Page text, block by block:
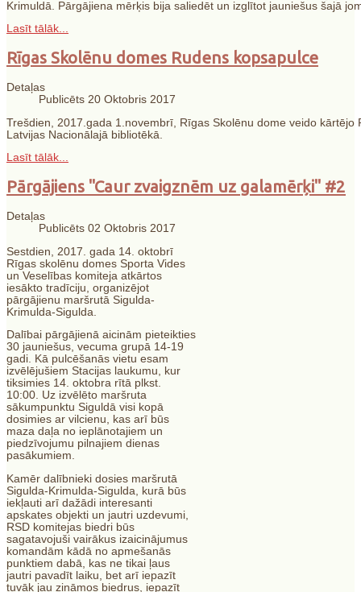
Krimuldā. Pārgājiena mērķis bija saliedēt un izglītot jauniešus šajā
Lasīt tālāk...
Rīgas Skolēnu domes Rudens kopsapulce
Detaļas
Publicēts 20 Oktobris 2017
Trešdien, 2017.gada 1.novembrī, Rīgas Skolēnu dome veido kārtējo
Latvijas Nacionālajā bibliotēkā.
Lasīt tālāk...
Pārgājiens "Caur zvaigznēm uz galamērķi" #2
Detaļas
Publicēts 02 Oktobris 2017
Sestdien, 2017. gada 14. oktobrī
Rīgas skolēnu domes Sporta Vides
un Veselības komiteja atkārtos
iesākto tradīciju, organizējot
pārgājienu maršrutā Sigulda-
Krimulda-Sigulda.
Dalībai pārgājienā aicinām pieteikties
30 jauniešus, vecuma grupā 14-19
gadi. Kā pulcēšanās vietu esam
izvēlējušiem Stacijas laukumu, kur
tiksimies 14. oktobra rītā plkst.
10:00. Uz izvēlēto maršruta
sākumpunktu Siguldā visi kopā
dosimies ar vilcienu, kas arī būs
maza daļa no ieplānotajiem un
piedzīvojumu pilnajiem dienas
pasākumiem.
Kamēr dalībnieki dosies maršrutā
Sigulda-Krimulda-Sigulda, kurā būs
iekļauti arī dažādi interesanti
apskates objekti un jautri uzdevumi,
RSD komitejas biedri būs
sagatavojuši vairākus izaicinājumus
komandām kādā no apmešanās
punktiem dabā, kas ne tikai ļaus
jautri pavadīt laiku, bet arī iepazīt
tuvāk jau zināmos biedrus, iepazīt